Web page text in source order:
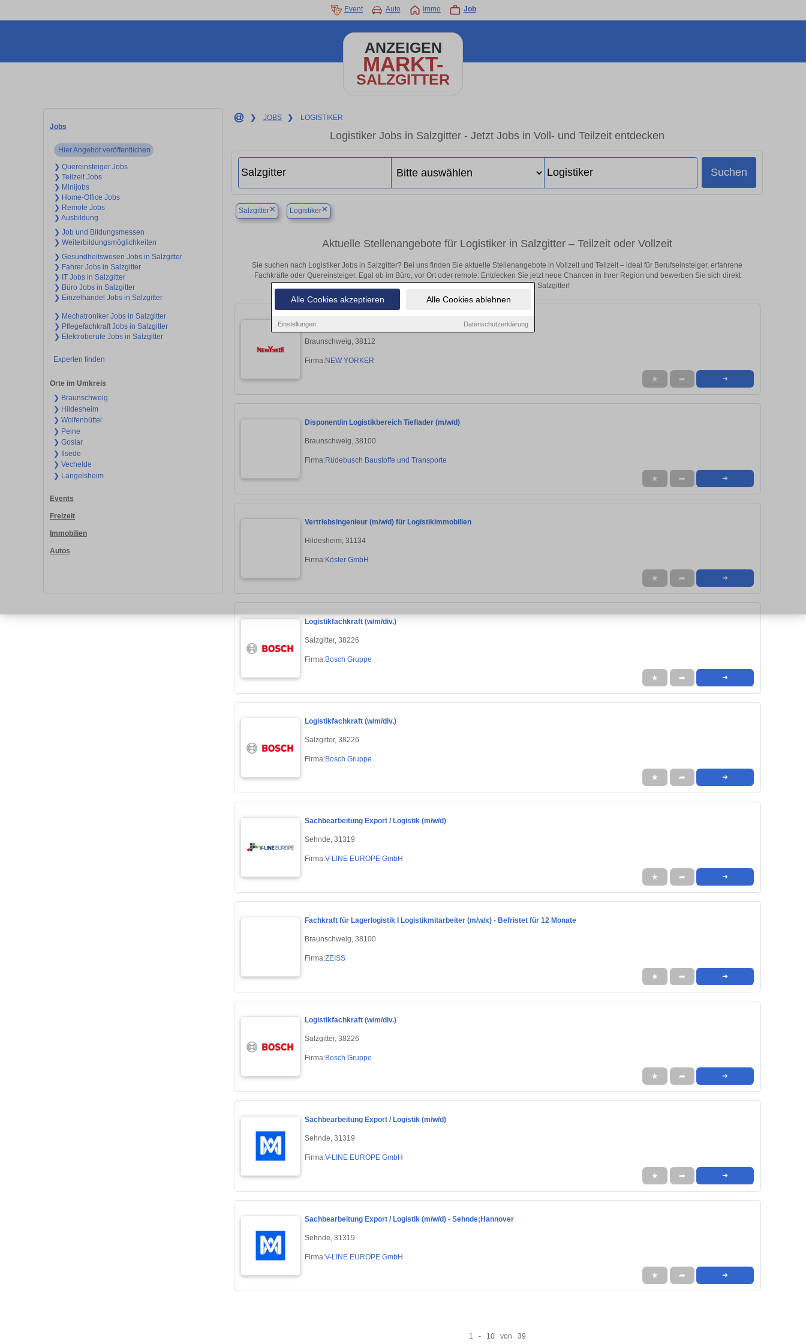
Alle Cookies akzeptieren Alle Cookies ablehnen
Einstellungen Datenschutzerklärung
Event Auto Immo Job
ANZEIGEN
MARKT-
SALZGITTER
Jobs
Hier Angebot veröffentlichen
❯ Quereinsteiger Jobs
❯ Teilzeit Jobs
❯ Minijobs
❯ Home-Office Jobs
❯ Remote Jobs
❯ Ausbildung
❯ Job und Bildungsmessen
❯ Weiterbildungsmöglichkeiten
❯ Gesundheitswesen Jobs in Salzgitter
❯ Fahrer Jobs in Salzgitter
❯ IT Jobs in Salzgitter
❯ Büro Jobs in Salzgitter
❯ Einzelhandel Jobs in Salzgitter
❯ Mechatroniker Jobs in Salzgitter
❯ Pflegefachkraft Jobs in Salzgitter
❯ Elektroberufe Jobs in Salzgitter
Experten finden
Orte im Umkreis
❯ Braunschweig
❯ Hildesheim
❯ Wolfenbüttel
❯ Peine
❯ Goslar
❯ Ilsede
❯ Vechelde
❯ Langelsheim
Events
Freizeit
Immobilien
Autos
❯ JOBS ❯ LOGISTIKER
Logistiker Jobs in Salzgitter - Jetzt Jobs in Voll- und Teilzeit entdecken
Suchen
Salzgitter× Logistiker×
Aktuelle Stellenangebote für Logistiker in Salzgitter – Teilzeit oder Vollzeit
Sie suchen nach Logistiker Jobs in Salzgitter? Bei uns finden Sie aktuelle Stellenangebote in Vollzeit und Teilzeit – ideal für Berufseinsteiger, erfahrene
Fachkräfte oder Quereinsteiger. Egal ob im Büro, vor Ort oder remote: Entdecken Sie jetzt neue Chancen in Ihrer Region und bewerben Sie sich direkt
auf passende Logistiker-Stellen in Salzgitter!
SACHBEARBEITER* LOGISTIK IMPORT - ZOLL
Braunschweig, 38112
Firma:NEW YORKER
★ ➦ ➜
Disponent/in Logistikbereich Tieflader (m/w/d)
Braunschweig, 38100
Firma:Rüdebusch Baustoffe und Transporte
★ ➦ ➜
Vertriebsingenieur (m/w/d) für Logistikimmobilien
Hildesheim, 31134
Firma:Köster GmbH
★ ➦ ➜
Logistikfachkraft (w/m/div.)
Salzgitter, 38226
Firma:Bosch Gruppe
★ ➦ ➜
Logistikfachkraft (w/m/div.)
Salzgitter, 38226
Firma:Bosch Gruppe
★ ➦ ➜
Sachbearbeitung Export / Logistik (m/w/d)
Sehnde, 31319
Firma:V-LINE EUROPE GmbH
★ ➦ ➜
Fachkraft für Lagerlogistik I Logistikmitarbeiter (m/w/x) - Befristet für 12 Monate
Braunschweig, 38100
Firma:ZEISS
★ ➦ ➜
Logistikfachkraft (w/m/div.)
Salzgitter, 38226
Firma:Bosch Gruppe
★ ➦ ➜
Sachbearbeitung Export / Logistik (m/w/d)
Sehnde, 31319
Firma:V-LINE EUROPE GmbH
★ ➦ ➜
Sachbearbeitung Export / Logistik (m/w/d) - Sehnde;Hannover
Sehnde, 31319
Firma:V-LINE EUROPE GmbH
★ ➦ ➜
1 - 10 von 39